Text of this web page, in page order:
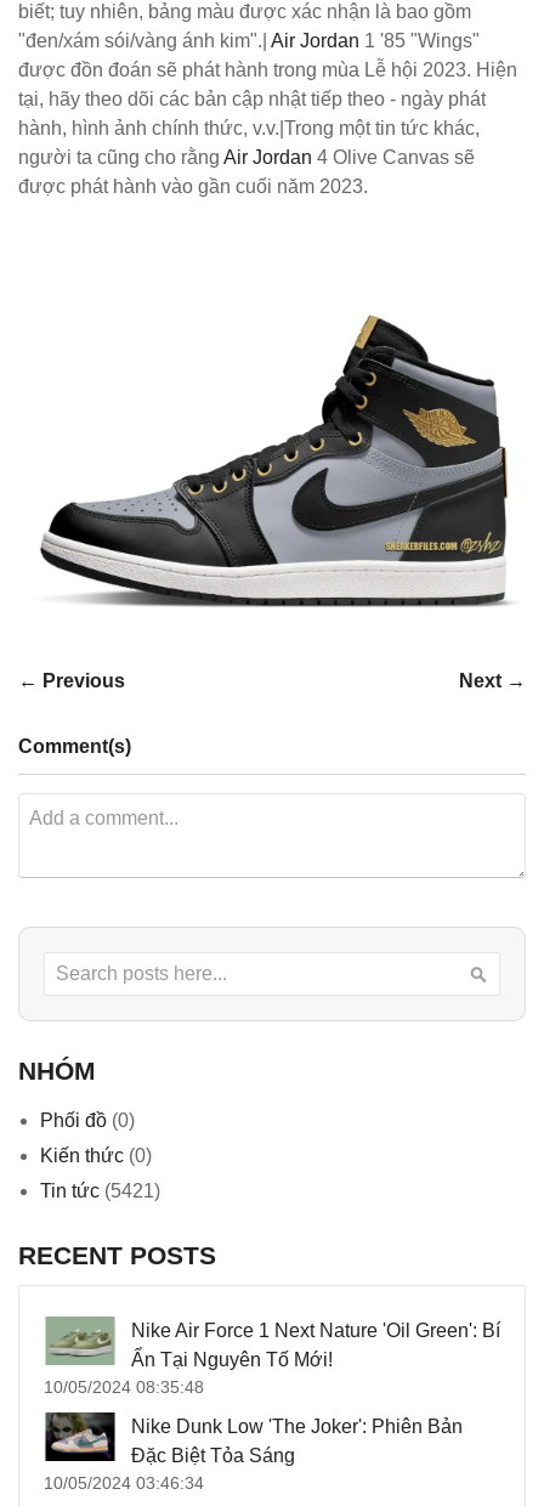
biết; tuy nhiên, bảng màu được xác nhận là bao gồm
"đen/xám sói/vàng ánh kim".| Air Jordan 1 '85 "Wings"
được đồn đoán sẽ phát hành trong mùa Lễ hội 2023. Hiện
tại, hãy theo dõi các bản cập nhật tiếp theo - ngày phát
hành, hình ảnh chính thức, v.v.|Trong một tin tức khác,
người ta cũng cho rằng Air Jordan 4 Olive Canvas sẽ
được phát hành vào gần cuối năm 2023.
← Previous Next →
Comment(s)
Search
NHÓM
Phối đồ (0)
Kiến thức (0)
Tin tức (5421)
RECENT POSTS
Nike Air Force 1 Next Nature 'Oil Green': Bí
Ẩn Tại Nguyên Tố Mới!
10/05/2024 08:35:48
Nike Dunk Low 'The Joker': Phiên Bản
Đặc Biệt Tỏa Sáng
10/05/2024 03:46:34